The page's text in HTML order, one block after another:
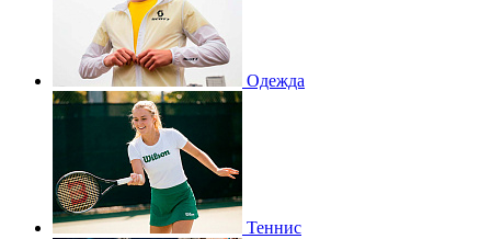
Одежда
Теннис